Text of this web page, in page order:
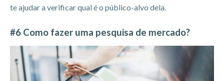
te ajudar a verificar qual é o público-alvo dela.
#6 Como fazer uma pesquisa de mercado?